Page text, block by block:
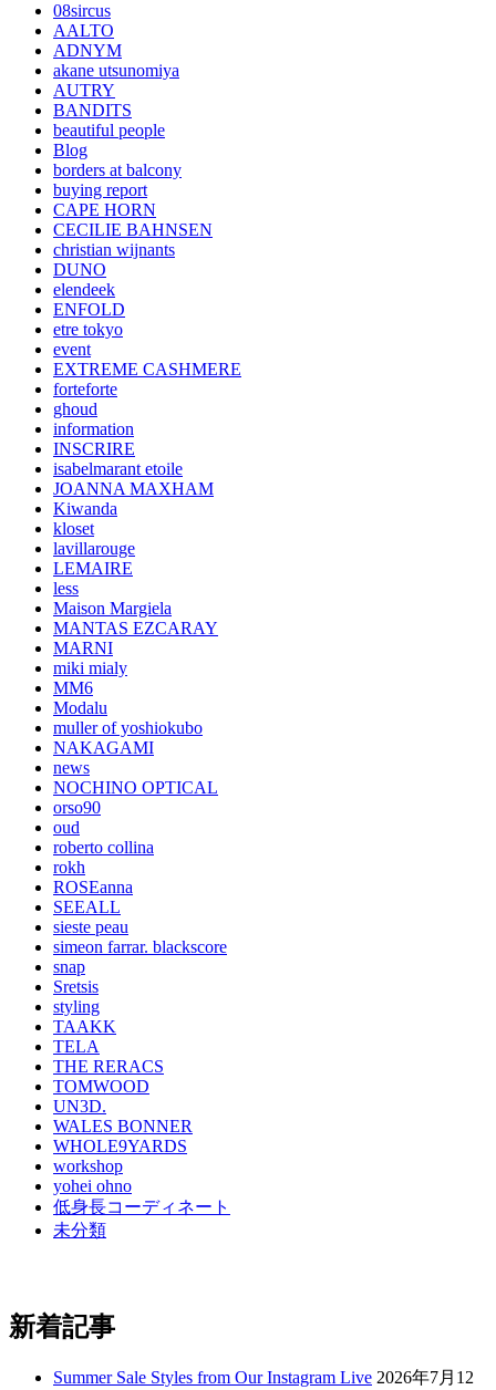
08sircus
AALTO
ADNYM
akane utsunomiya
AUTRY
BANDITS
beautiful people
Blog
borders at balcony
buying report
CAPE HORN
CECILIE BAHNSEN
christian wijnants
DUNO
elendeek
ENFOLD
etre tokyo
event
EXTREME CASHMERE
forteforte
ghoud
information
INSCRIRE
isabelmarant etoile
JOANNA MAXHAM
Kiwanda
kloset
lavillarouge
LEMAIRE
less
Maison Margiela
MANTAS EZCARAY
MARNI
miki mialy
MM6
Modalu
muller of yoshiokubo
NAKAGAMI
news
NOCHINO OPTICAL
orso90
oud
roberto collina
rokh
ROSEanna
SEEALL
sieste peau
simeon farrar. blackscore
snap
Sretsis
styling
TAAKK
TELA
THE RERACS
TOMWOOD
UN3D.
WALES BONNER
WHOLE9YARDS
workshop
yohei ohno
低身長コーディネート
未分類
新着記事
Summer Sale Styles from Our Instagram Live 2026年7月12